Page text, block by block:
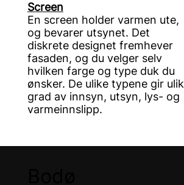
Screen
En screen holder varmen ute,
og bevarer utsynet. Det
diskrete designet fremhever
fasaden, og du velger selv
hvilken farge og type duk du
ønsker. De ulike typene gir ulik
grad av innsyn, utsyn, lys- og
varmeinnslipp.